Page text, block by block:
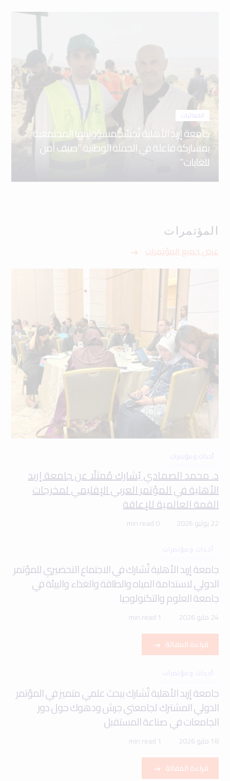
الفعاليات
جامعة إربد الأهلية تُجسّد مسؤوليتها المجتمعية
بمشاركة فاعلة في الحملة الوطنية “صيف آمن
للغابات”
المؤتمرات
عرض جميع المؤتمرات
أحداث ومؤتمرات
د. محمد الصمادي يُشارك مُمثلًا عن جامعة إربد
الأهلية في المؤتمر العربي الإقليمي لمخرجات
القمة العالمية للإعاقة
22 يوليو 2026 0 min read
أحداث ومؤتمرات
جامعة إربد الأهلية تُشارك في الاجتماع التحضيري للمؤتمر
الدولي لاستدامة المياه والطاقة والغذاء والبيئة في
جامعة العلوم والتكنولوجيا
24 مايو 2026 1 min read
قراءة المقالة
أحداث ومؤتمرات
جامعة إربد الأهلية تُشارك ببحث علمي متميز في المؤتمر
الدولي المشترك لجامعتي جرش ودهوك حول دور
الجامعات في صناعة المستقبل
18 مايو 2026 1 min read
قراءة المقالة